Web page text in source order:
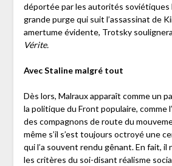
déportée par les autorités soviétiques
grande purge qui suit l’assassinat de
amertume évidente, Trotsky
Vérite.
Avec Staline malgré tout
Dès lors, Malraux apparaît comme un
la politique du Front populaire, comme
des compagnons de route du
même s’il s’est toujours octroyé une
qui l’a souvent rendu gênant. En fait, il
les critères du soi-disant réalisme